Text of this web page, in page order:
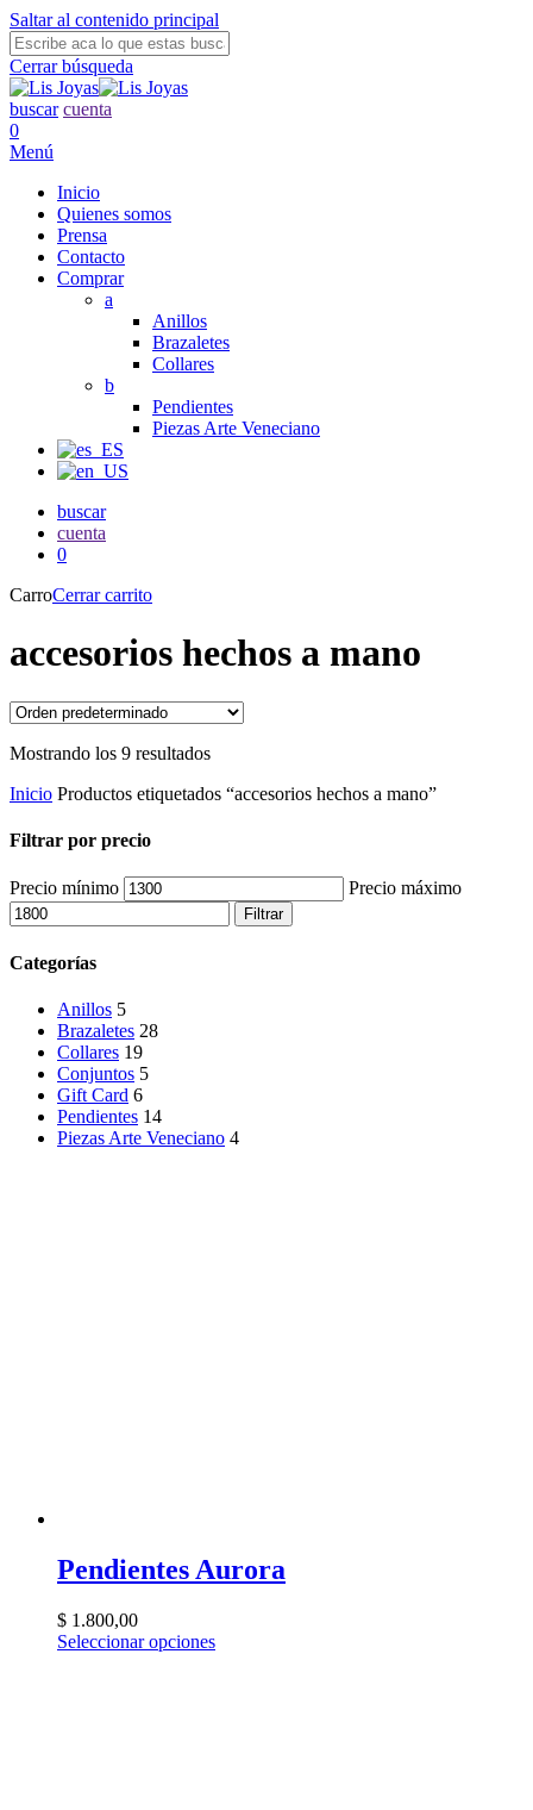
Saltar al contenido principal
Cerrar búsqueda
buscar cuenta
0
Menú
Inicio
Quienes somos
Prensa
Contacto
Comprar
a
Anillos
Brazaletes
Collares
b
Pendientes
Piezas Arte Veneciano
buscar
cuenta
0
CarroCerrar carrito
accesorios hechos a mano
Mostrando los 9 resultados
Inicio Productos etiquetados “accesorios hechos a mano”
Filtrar por precio
Precio mínimo Precio máximo
Filtrar
Categorías
Anillos 5
Brazaletes 28
Collares 19
Conjuntos 5
Gift Card 6
Pendientes 14
Piezas Arte Veneciano 4
Pendientes Aurora
$ 1.800,00
Seleccionar opciones